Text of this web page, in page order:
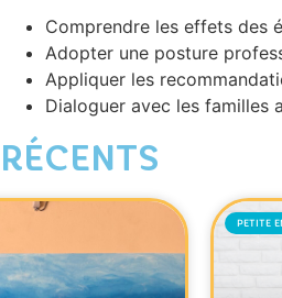
Comprendre les effets des
Adopter une posture
Appliquer les
Dialoguer avec les familles
RÉCENTS
PETITE